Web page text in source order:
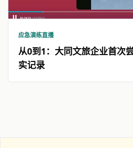
应急演练直播
从0到1：大同文旅企业首次
实记录